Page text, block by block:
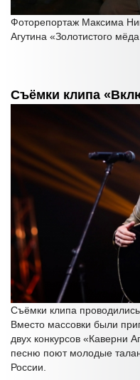
Фоторепортаж Максима
Агутина «Золотистого
Съёмки клипа
Съёмки клипа
Вместо массовки были
двух конкурсов «Каверни
песню поют молодые
России.